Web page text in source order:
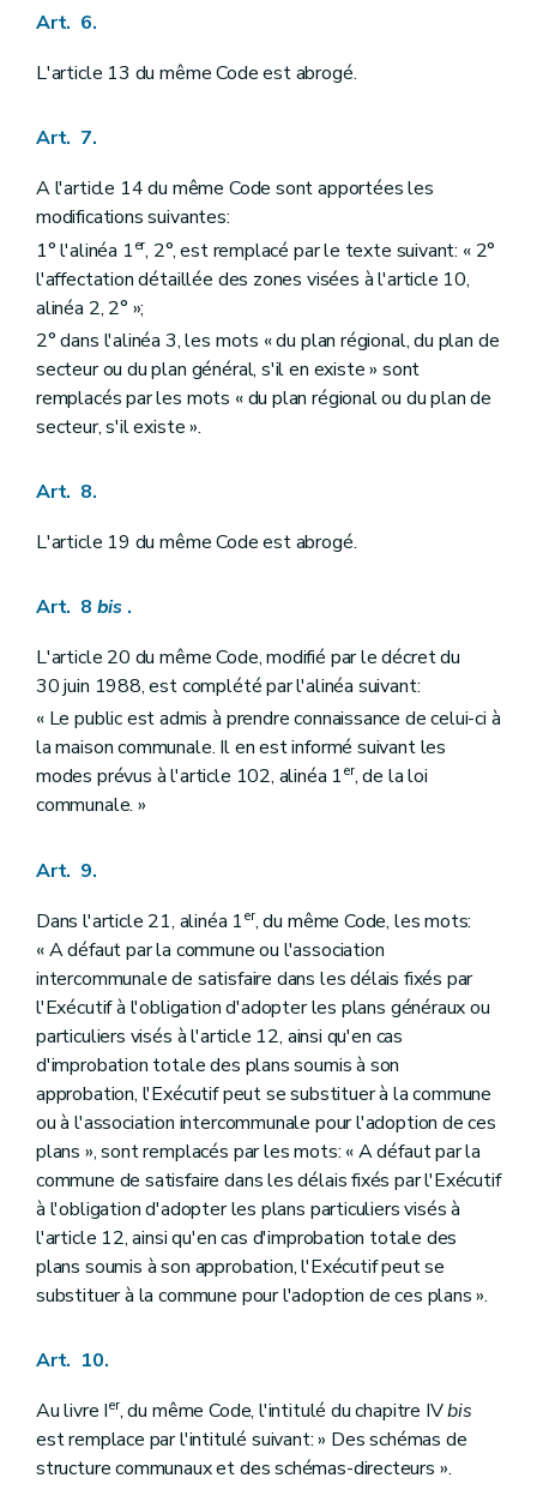
Art. 6.
L'article 13 du même Code est abrogé.
Art. 7.
A l'article 14 du même Code sont apportées les
modifications suivantes:
1° l'alinéa 1er, 2°, est remplacé par le texte suivant: « 2°
l'affectation détaillée des zones visées à l'article 10,
alinéa 2, 2° »;
2° dans l'alinéa 3, les mots « du plan régional, du plan de
secteur ou du plan général, s'il en existe » sont
remplacés par les mots « du plan régional ou du plan de
secteur, s'il existe ».
Art. 8.
L'article 19 du même Code est abrogé.
Art. 8 bis .
L'article 20 du même Code, modifié par le décret du
30 juin 1988, est complété par l'alinéa suivant:
« Le public est admis à prendre connaissance de celui-ci à
la maison communale. Il en est informé suivant les
modes prévus à l'article 102, alinéa 1er, de la loi
communale. »
Art. 9.
Dans l'article 21, alinéa 1er, du même Code, les mots:
« A défaut par la commune ou l'association
intercommunale de satisfaire dans les délais fixés par
l'Exécutif à l'obligation d'adopter les plans généraux ou
particuliers visés à l'article 12, ainsi qu'en cas
d'improbation totale des plans soumis à son
approbation, l'Exécutif peut se substituer à la commune
ou à l'association intercommunale pour l'adoption de ces
plans », sont remplacés par les mots: « A défaut par la
commune de satisfaire dans les délais fixés par l'Exécutif
à l'obligation d'adopter les plans particuliers visés à
l'article 12, ainsi qu'en cas d'improbation totale des
plans soumis à son approbation, l'Exécutif peut se
substituer à la commune pour l'adoption de ces plans ».
Art. 10.
Au livre Ier, du même Code, l'intitulé du chapitre IVbis
est remplace par l'intitulé suivant: » Des schémas de
structure communaux et des schémas-directeurs ».